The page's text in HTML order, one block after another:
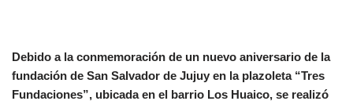
Debido a la conmemoración de un nuevo aniversario de la
fundación de San Salvador de Jujuy en la plazoleta “Tres
Fundaciones”, ubicada en el barrio Los Huaico, se realizó